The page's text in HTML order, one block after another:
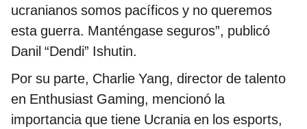
ucranianos somos pacíficos y no queremos
esta guerra. Manténgase seguros”, publicó
Danil “Dendi” Ishutin.
Por su parte, Charlie Yang, director de talento
en Enthusiast Gaming, mencionó la
importancia que tiene Ucrania en los esports,